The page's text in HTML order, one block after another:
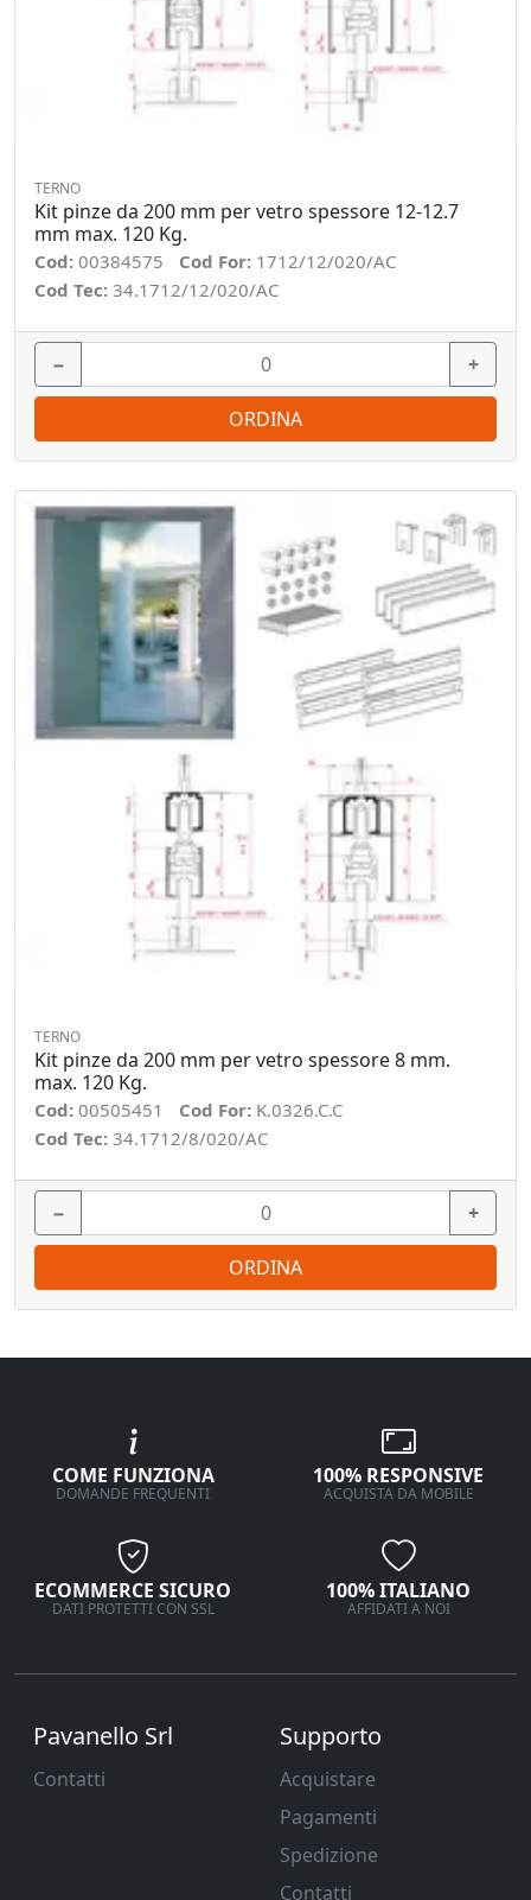
TERNO
Kit pinze da 200 mm per vetro spessore 12-12.7
mm max. 120 Kg.
Cod: 00384575 Cod For: 1712/12/020/AC
Cod Tec: 34.1712/12/020/AC
− +
ORDINA
TERNO
Kit pinze da 200 mm per vetro spessore 8 mm.
max. 120 Kg.
Cod: 00505451 Cod For: K.0326.C.C
Cod Tec: 34.1712/8/020/AC
− +
ORDINA
COME FUNZIONA
DOMANDE FREQUENTI
100% RESPONSIVE
ACQUISTA DA MOBILE
ECOMMERCE SICURO
DATI PROTETTI CON SSL
100% ITALIANO
AFFIDATI A NOI
Pavanello Srl
Contatti
Supporto
Acquistare
Pagamenti
Spedizione
Contatti